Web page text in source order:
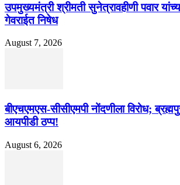
उपमुख्यमंत्री श्रीमती सुनेत्रावहीणी पवार
गेवराईत निषेध
August 7, 2026
बीएचएमएस-सीसीएमपी नोंदणीला विरोध;
आयपीडी ठप्प!
August 6, 2026